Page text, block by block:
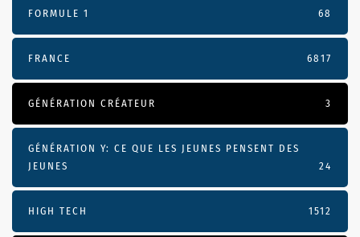
FORMULE 1 68
FRANCE 6817
GÉNÉRATION CRÉATEUR 3
GÉNÉRATION Y: CE QUE LES JEUNES PENSENT DES
JEUNES
24
HIGH TECH 1512